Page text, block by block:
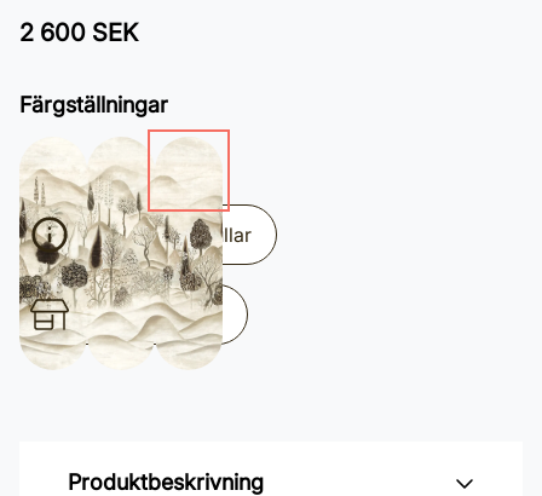
2 600 SEK
Färgställningar
Beräkna antal rullar
Hitta till butiken
Produktbeskrivning